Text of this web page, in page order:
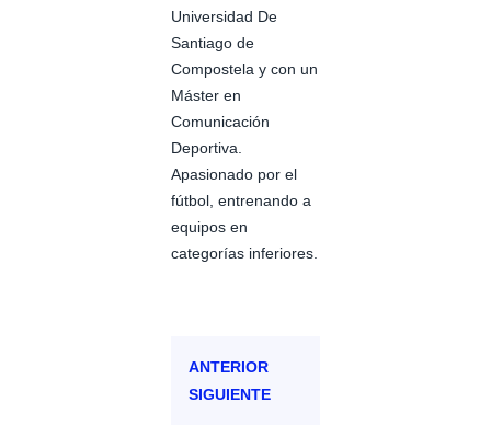
Universidad De
Santiago de
Compostela y con un
Máster en
Comunicación
Deportiva.
Apasionado por el
fútbol, entrenando a
equipos en
categorías inferiores.
ANTERIOR
SIGUIENTE